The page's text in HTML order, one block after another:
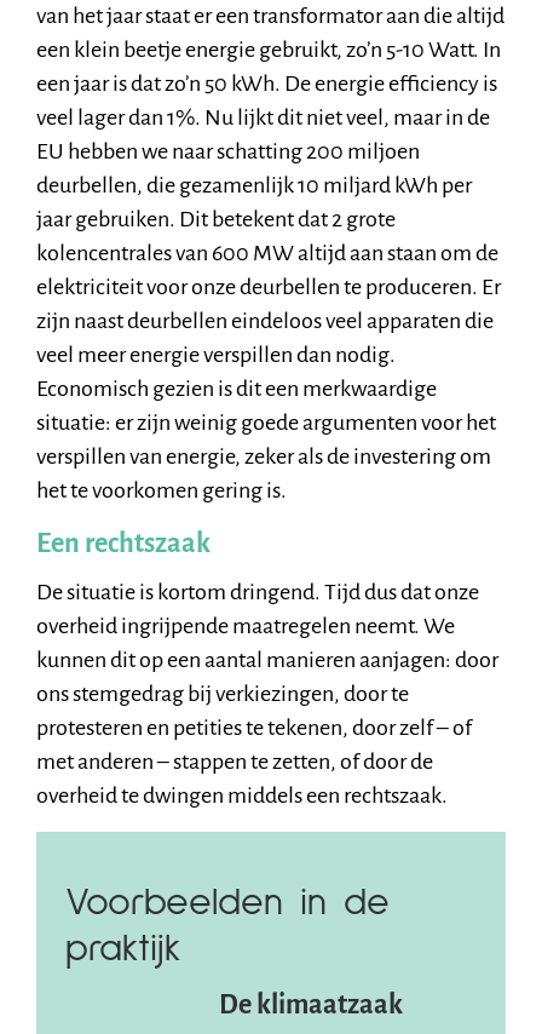
van het jaar staat er een transformator aan die altijd
een klein beetje energie gebruikt, zo’n 5-10 Watt. In
een jaar is dat zo’n 50 kWh. De energie efficiency is
veel lager dan 1%. Nu lijkt dit niet veel, maar in de
EU hebben we naar schatting 200 miljoen
deurbellen, die gezamenlijk 10 miljard kWh per
jaar gebruiken. Dit betekent dat 2 grote
kolencentrales van 600 MW altijd aan staan om de
elektriciteit voor onze deurbellen te produceren. Er
zijn naast deurbellen eindeloos veel apparaten die
veel meer energie verspillen dan nodig.
Economisch gezien is dit een merkwaardige
situatie: er zijn weinig goede argumenten voor het
verspillen van energie, zeker als de investering om
het te voorkomen gering is.
Een rechtszaak
De situatie is kortom dringend. Tijd dus dat onze
overheid ingrijpende maatregelen neemt. We
kunnen dit op een aantal manieren aanjagen: door
ons stemgedrag bij verkiezingen, door te
protesteren en petities te tekenen, door zelf – of
met anderen – stappen te zetten, of door de
overheid te dwingen middels een rechtszaak.
Voorbeelden in de
praktijk
De klimaatzaak